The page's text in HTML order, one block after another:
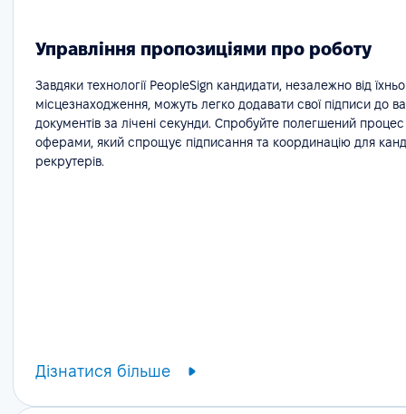
Управління пропозиціями про роботу
Завдяки технології PeopleSign кандидати, незалежно від
місцезнаходження, можуть легко додавати свої підписи до
документів за лічені секунди. Спробуйте полегшений процес
оферами, який спрощує підписання та координацію для
рекрутерів.
Дізнатися більше